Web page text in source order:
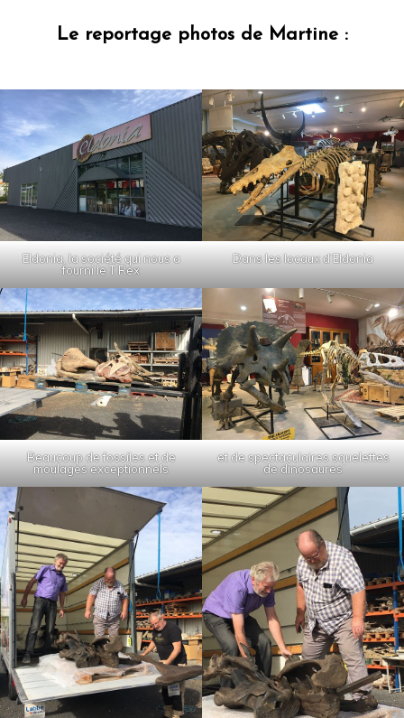
Le reportage photos de Martine :
Eldonia, la société qui nous a
fourni le T Rex
Dans les locaux d’Eldonia
Beaucoup de fossiles et de
moulages exceptionnels
et de spectaculaires squelettes
de dinosaures